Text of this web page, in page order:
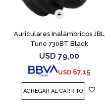
Auriculares Inalámbricos JBL
Tune 730BT Black
USD 79,00
USD 67,15